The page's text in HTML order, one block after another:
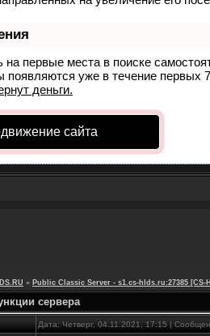
на первые места в поиске
появляются уже в течение первых
деньги.
сайта
» Public Classic Server - s1.cs-hlds.ru:27385 [CS-
сервера
Дата: Четверг, 04.11.2021, 17:15 |